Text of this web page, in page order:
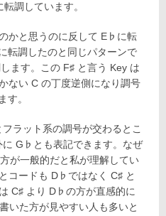
調しています。
かと思うのに反して E♭に転
転調したのと同じパターンで
ます。この F♯ と言う Key は
ない C の丁度逆側になり調号
す。
ラット系の調号が交わるとこ
に G♭とも表記できます。なぜ
が一般的だと私が理解してい
コードも D♭ではなく C♯ と
C♯ より D♭の方が直感的に
いた方が見やすい人も多いと